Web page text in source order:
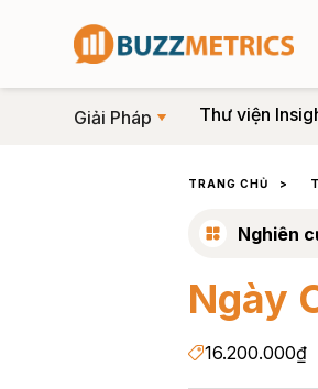
Giải Pháp Thư viện
TRANG CHỦ >
Nghiên
Ngày
16.200.000₫